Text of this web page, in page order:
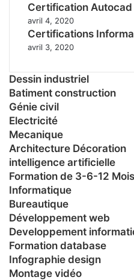
Certification Autocad
avril 4, 2020
Certifications
avril 3, 2020
Dessin industriel
Batiment construction
Génie civil
Electricité
Mecanique
Architecture Décoration
intelligence artificielle
Formation de 3-6-12 Mois
Informatique
Bureautique
Développement web
Developpement
Formation database
Infographie design
Montage vidéo